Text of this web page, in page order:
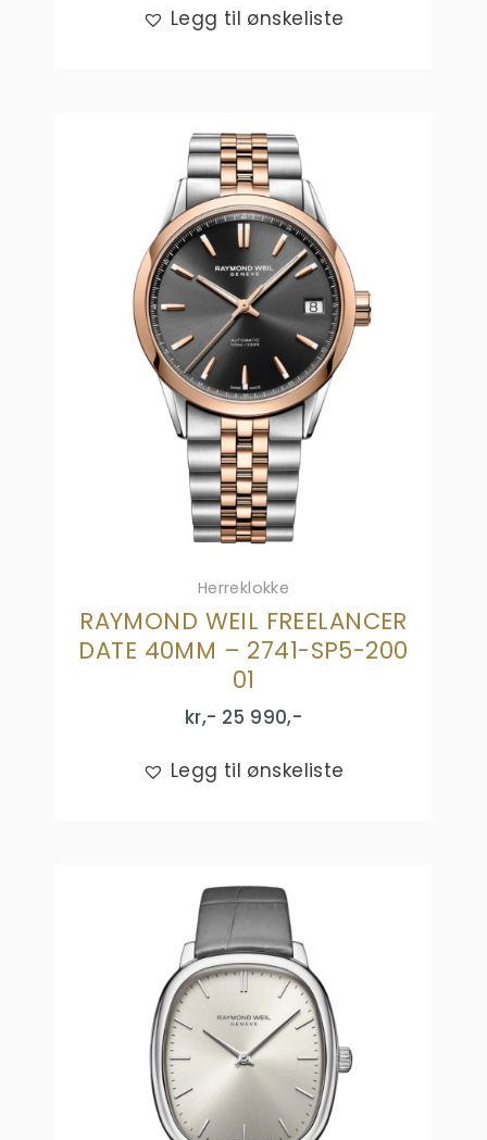
Legg til ønskeliste
Herreklokke
RAYMOND WEIL FREELANCER
DATE 40MM – 2741-SP5-200
01
kr,- 25 990,-
Legg til ønskeliste